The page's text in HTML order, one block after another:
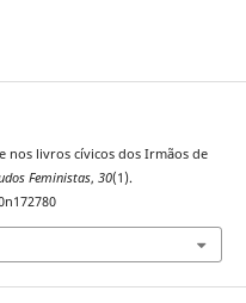
nos livros cívicos dos Irmãos de
Feministas, 30(1).